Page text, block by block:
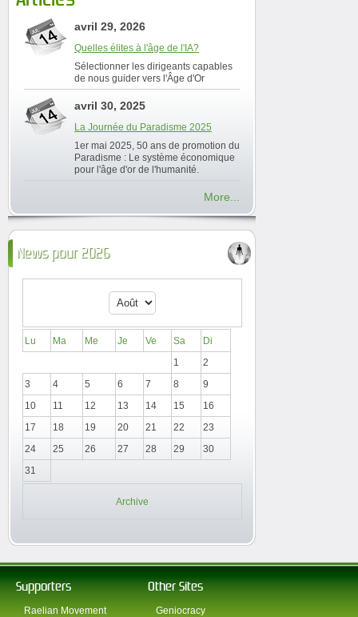
avril 29, 2026
Quelles élites à l'âge de l'IA?
Sélectionner les dirigeants capables
de nous guider vers l'Âge d'Or
avril 30, 2025
La Journée du Paradisme 2025
1er mai 2025, 50 ans de promotion du
Paradisme : Le système économique
pour l'âge d'or de l'humanité.
More...
News pour 2026
Lu Ma Me Je Ve Sa
Di
1
2
3
4 5 6 7 8
9
10
11 12 13 14 15
16
17
18 19 20 21 22
23
24
25 26 27 28 29
30
31
Archive
Supporters
Raelian Movement
Other Sites
Geniocracy